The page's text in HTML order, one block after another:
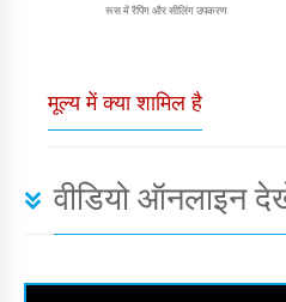
रूस में रैपिंग और सीलिंग उपकरण
मूल्य में क्या शामिल है
वीडियो ऑनलाइन